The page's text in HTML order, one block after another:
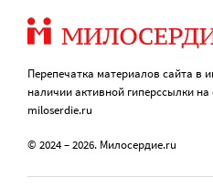
Перепечатка материалов сайта в
наличии активной гиперссылки
miloserdie.ru
© 2024 – 2026. Милосердие.ru